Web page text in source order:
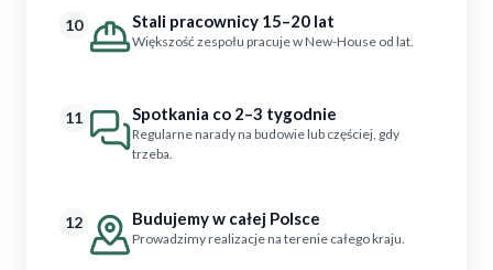
10 Stali pracownicy 15–20 lat
Większość zespołu pracuje w New-House od lat.
11 Spotkania co 2–3 tygodnie
Regularne narady na budowie lub częściej, gdy
trzeba.
12 Budujemy w całej Polsce
Prowadzimy realizacje na terenie całego kraju.